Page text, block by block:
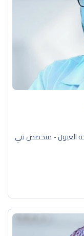
العيون - متخصص في